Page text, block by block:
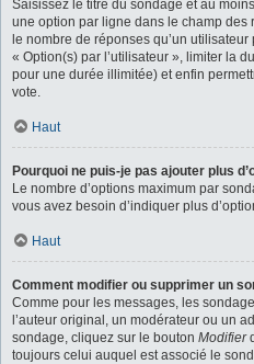
Saisissez le titre du sondage et au
une option par ligne dans le champ
le nombre de réponses qu’un
« Option(s) par l’utilisateur », limiter la
pour une durée illimitée) et enfin
vote.
Haut
Pourquoi ne puis-je pas ajouter plus
Le nombre d’options maximum par
vous avez besoin d’indiquer plus
Haut
Comment modifier ou supprimer un
Comme pour les messages, les
l’auteur original, un modérateur ou un
sondage, cliquez sur le bouton Modifier
toujours celui auquel est associé le